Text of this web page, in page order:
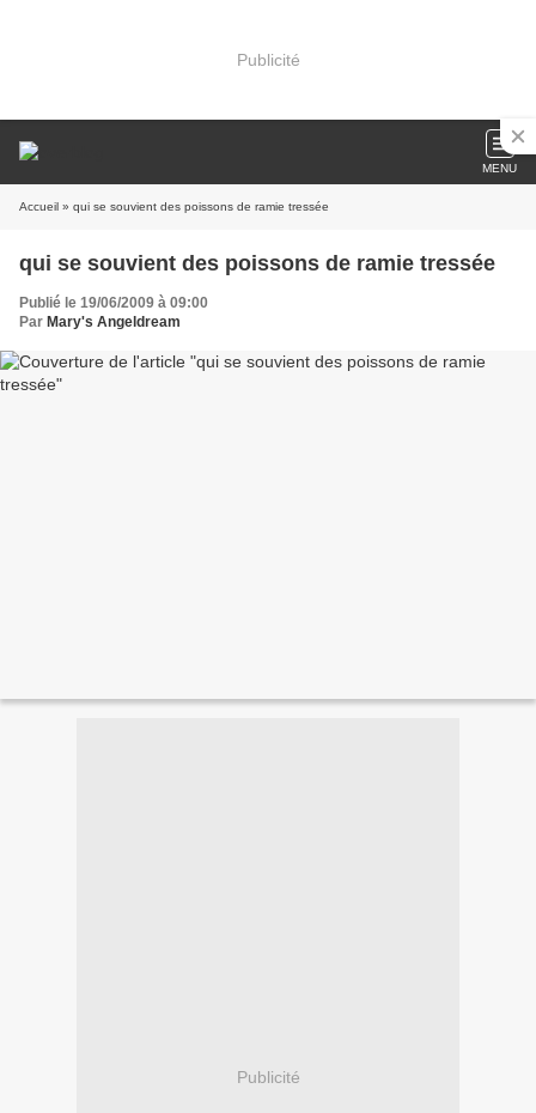
Publicité
MENU
Accueil » qui se souvient des poissons de ramie tressée
qui se souvient des poissons de ramie tressée
Publié le 19/06/2009 à 09:00
Par Mary's Angeldream
Publicité